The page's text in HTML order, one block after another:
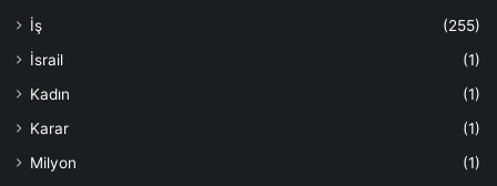
İş
(255)
İsrail
(1)
Kadın
(1)
Karar
(1)
Milyon
(1)